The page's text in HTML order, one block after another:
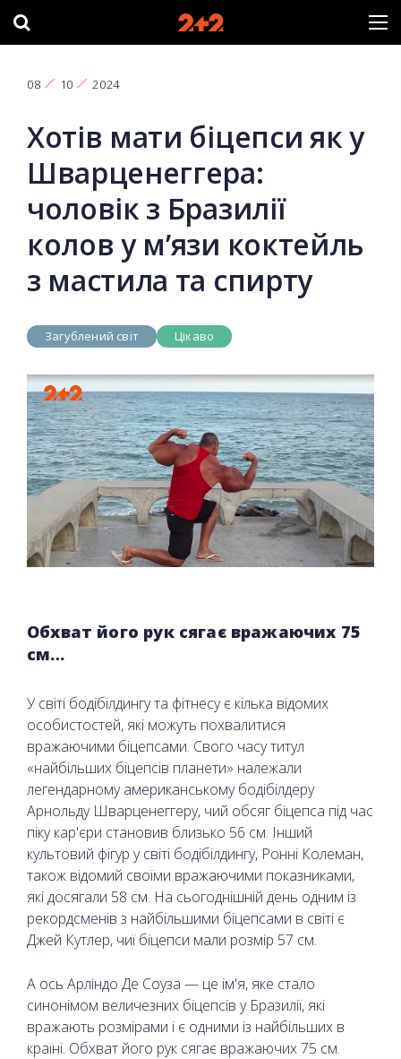
08 10 2024
Хотів мати біцепси як у
Шварценеггера:
чоловік з Бразилії
колов у м’язи коктейль
з мастила та спирту
Загублений світ Цікаво
Обхват його рук сягає вражаючих 75
см…
У світі бодібілдингу та фітнесу є кілька відомих
особистостей, які можуть похвалитися
вражаючими біцепсами. Свого часу титул
«найбільших біцепсів планети» належали
легендарному американському бодібілдеру
Арнольду Шварценеггеру, чий обсяг біцепса під час
піку кар'єри становив близько 56 см. Інший
культовий фігур у світі бодібілдингу, Ронні Колеман,
також відомий своїми вражаючими показниками,
які досягали 58 см. На сьогоднішній день одним із
рекордсменів з найбільшими біцепсами в світі є
Джей Кутлер, чиї біцепси мали розмір 57 см.
А ось Арліндо Де Соуза — це ім'я, яке стало
синонімом величезних біцепсів у Бразилії, які
вражають розмірами і є одними із найбільших в
країні. Обхват його рук сягає вражаючих 75 см.